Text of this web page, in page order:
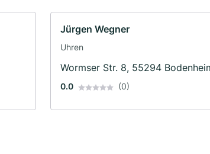
Jürgen Wegner
Uhren
Wormser Str. 8, 55294
0.0 (0)